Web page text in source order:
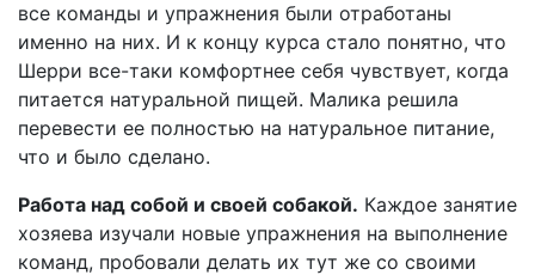
все команды и упражнения были отработаны
именно на них. И к концу курса стало понятно, что
Шерри все-таки комфортнее себя чувствует, когда
питается натуральной пищей. Малика решила
перевести ее полностью на натуральное питание,
что и было сделано.
Работа над собой и своей собакой. Каждое занятие
хозяева изучали новые упражнения на выполнение
команд, пробовали делать их тут же со своими